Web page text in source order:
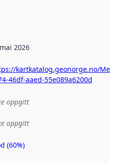
2026
kartkatalog.geonorge.no/
46df-aaed-55e089a6200d
oppgitt
oppgitt
(60%)